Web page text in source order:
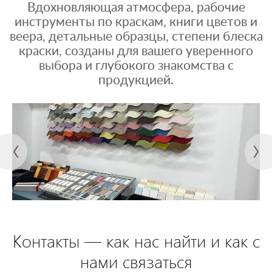
Вдохновляющая атмосфера, рабочие
инструменты по краскам, книги цветов и
веера, детальные образцы, степени блеска
краски, созданы для вашего уверенного
выбора и глубокого знакомства с
продукцией.
Контакты — как нас найти и как с
нами связаться